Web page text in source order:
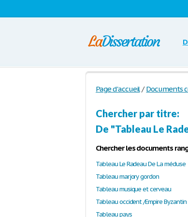
Page d'accueil / Documents
Chercher par titre:
De "Tableau Le
Chercher les documents
Tableau Le Radeau De La méduse
Tableau marjory gordon
Tableau musique et cerveau
Tableau occident /Empire Byzantin
Tableau pays